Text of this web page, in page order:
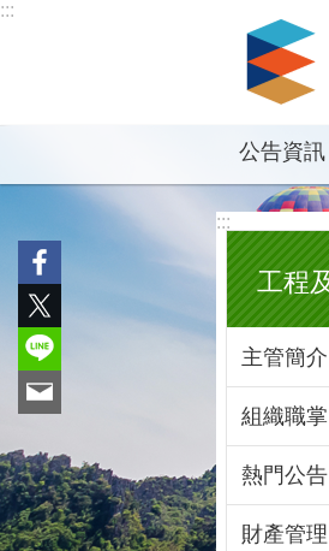
跳到主要內容區塊
:::
公告資訊
:::
工程
主管簡介
組織職掌
熱門公告
財產管理